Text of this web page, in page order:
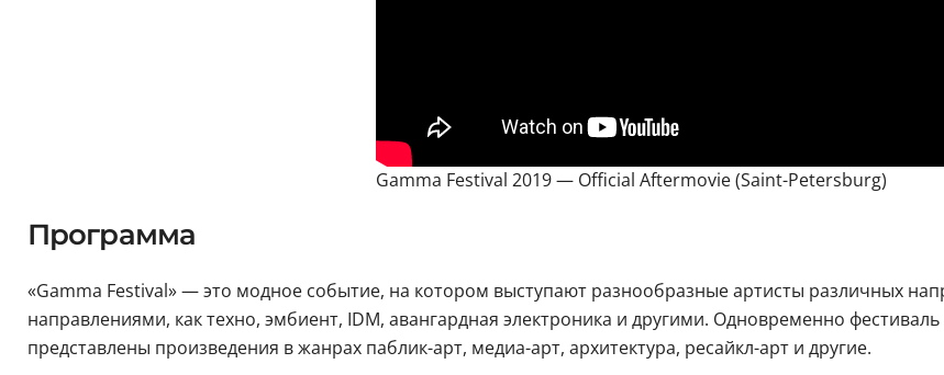
Gamma Festival 2019 — Official Aftermovie (Saint-Petersburg)
Программа
«Gamma Festival» — это модное событие, на котором выступают разнообразные артисты различных
направлениями, как техно, эмбиент, IDM, авангардная электроника и другими. Одновременно
представлены произведения в жанрах паблик-арт, медиа-арт, архитектура, ресайкл-арт и другие.